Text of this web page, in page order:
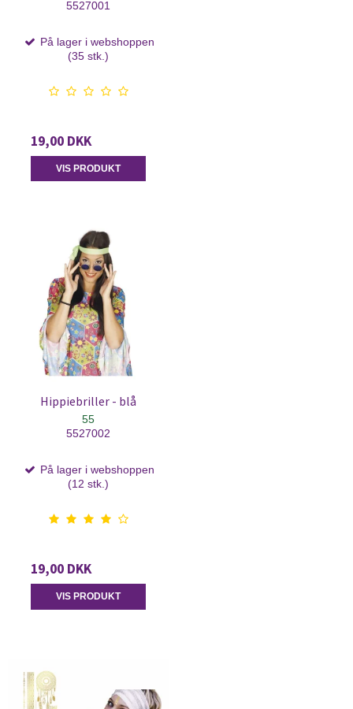
5527001
På lager i webshoppen
(35 stk.)
19,00 DKK
VIS PRODUKT
Hippiebriller - blå
55
5527002
På lager i webshoppen
(12 stk.)
19,00 DKK
VIS PRODUKT